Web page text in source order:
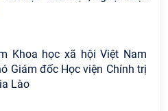
Khoa học xã hội Việt Nam
Giám đốc Học viện Chính trị
Lào